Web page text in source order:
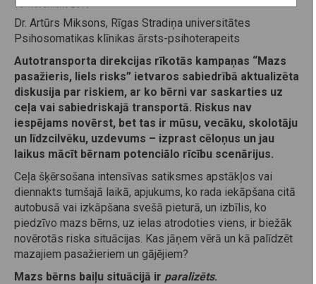
13. novembris 2019
Dr. Artūrs Miksons, Rīgas Stradiņa universitātes
Psihosomatikas klīnikas ārsts-psihoterapeits
Autotransporta direkcijas rīkotās kampaņas “Mazs
pasažieris, liels risks” ietvaros sabiedrībā aktualizēta
diskusija par riskiem, ar ko bērni var saskarties uz
ceļa vai sabiedriskajā transportā. Riskus nav
iespējams novērst, bet tas ir mūsu, vecāku, skolotāju
un līdzcilvēku, uzdevums – izprast cēloņus un jau
laikus mācīt bērnam potenciālo rīcību scenārijus.
Ceļa šķērsošana intensīvas satiksmes apstākļos vai
diennakts tumšajā laikā, apjukums, ko rada iekāpšana citā
autobusā vai izkāpšana svešā pieturā, un izbīlis, ko
piedzīvo mazs bērns, uz ielas atrodoties viens, ir biežāk
novērotās riska situācijas. Kas jāņem vērā un kā palīdzēt
mazajiem pasažieriem un gājējiem?
Mazs bērns baiļu situācijā ir paralizēts.